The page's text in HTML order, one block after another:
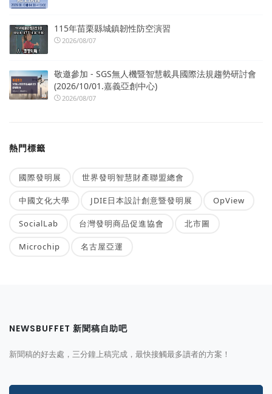
115年苗栗縣城鎮韌性防空演習
2026/08/07
敬邀參加 - SGS無人機暨智慧載具國際法規趨勢研討會
(2026/10/01.嘉義亞創中心)
2026/08/07
熱門標籤
國際發明展 世界發明智慧財產聯盟總會
中國文化大學 JDIE日本設計創意暨發明展 OpView
SocialLab 台灣發明商品促進協會 北市圖
Microchip 名古屋亞運
NEWSBUFFET 新聞稿自助吧
新聞稿的好去處，三分鐘上稿完成，最快接觸最多讀者的方案！